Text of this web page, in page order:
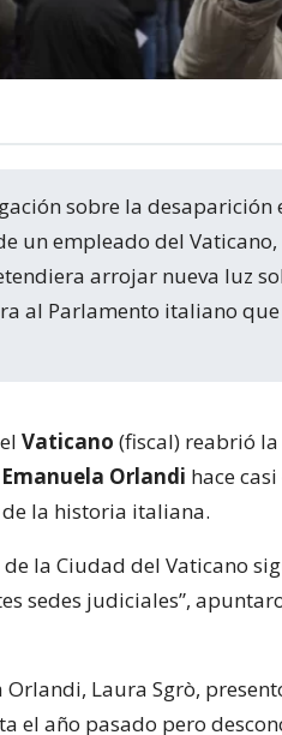
un empleado del
arrojar nueva luz
al Parlamento italiano que
Vaticano (fiscal) reabrió
Emanuela Orlandi hace
la historia italiana.
la Ciudad del Vaticano
sedes judiciales”,
Laura Sgrò,
el año pasado pero